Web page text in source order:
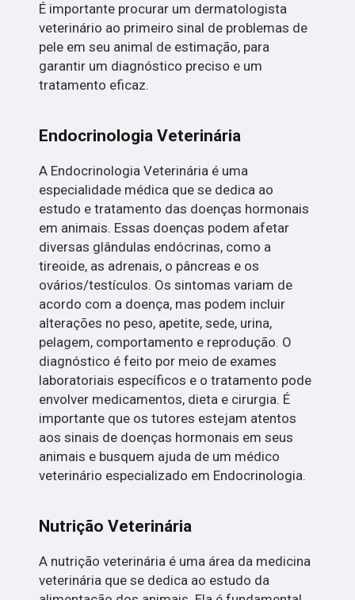
É importante procurar um dermatologista
veterinário ao primeiro sinal de problemas de
pele em seu animal de estimação, para
garantir um diagnóstico preciso e um
tratamento eficaz.
Endocrinologia Veterinária
A Endocrinologia Veterinária é uma
especialidade médica que se dedica ao
estudo e tratamento das doenças hormonais
em animais. Essas doenças podem afetar
diversas glândulas endócrinas, como a
tireoide, as adrenais, o pâncreas e os
ovários/testículos. Os sintomas variam de
acordo com a doença, mas podem incluir
alterações no peso, apetite, sede, urina,
pelagem, comportamento e reprodução. O
diagnóstico é feito por meio de exames
laboratoriais específicos e o tratamento pode
envolver medicamentos, dieta e cirurgia. É
importante que os tutores estejam atentos
aos sinais de doenças hormonais em seus
animais e busquem ajuda de um médico
veterinário especializado em Endocrinologia.
Nutrição Veterinária
A nutrição veterinária é uma área da medicina
veterinária que se dedica ao estudo da